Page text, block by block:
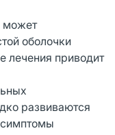
может
оболочки
лечения приводит
развиваются